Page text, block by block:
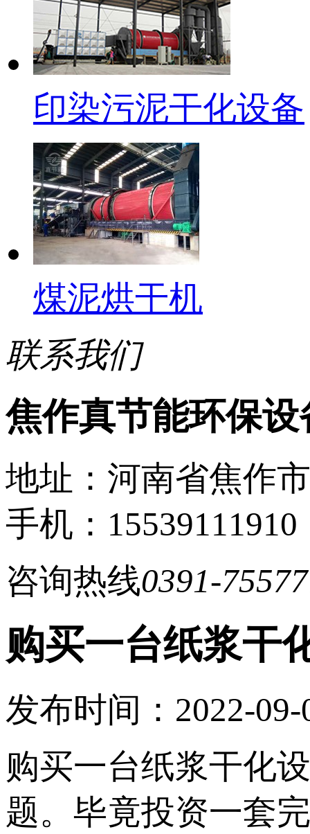
印染污泥干化设备
煤泥烘干机
联系我们
焦作真节能环保
地址：河南省焦作
手机：15539111910
咨询热线0391-
购买一台纸浆干
发布时间：2022-09-
购买一台纸浆干化
题。毕竟投资一套